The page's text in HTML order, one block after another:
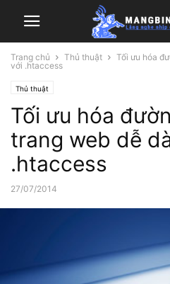
Trang chủ Thủ thuật
Tối ưu hóa
với .htaccess
Thủ thuật
Tối ưu hóa
trang web dễ
.htaccess
27/07/2014